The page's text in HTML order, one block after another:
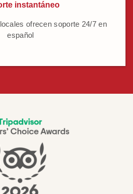
instantáneo
ofrecen soporte 24/7 en
español